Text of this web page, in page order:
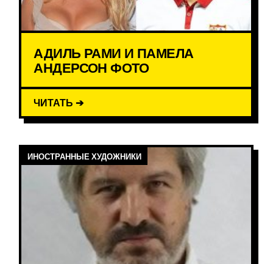
АДИЛЬ РАМИ И ПАМЕЛА
АНДЕРСОН ФОТО
ЧИТАТЬ ➔
ИНОСТРАННЫЕ ХУДОЖНИКИ